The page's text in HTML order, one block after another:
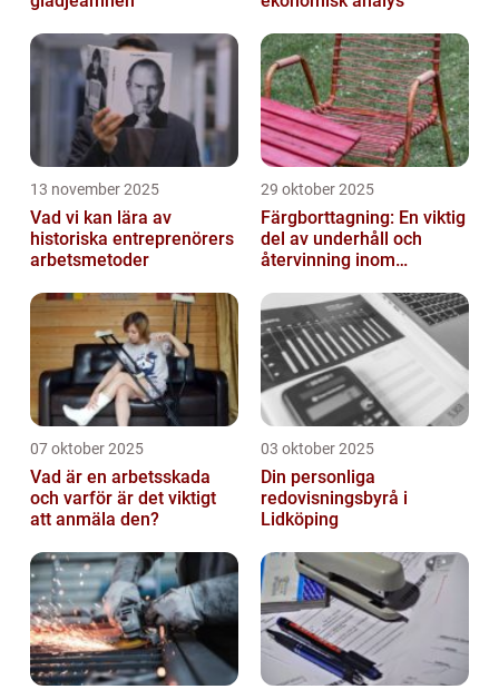
13 november 2025
Vad vi kan lära av
historiska entreprenörers
arbetsmetoder
29 oktober 2025
Färgborttagning: En viktig
del av underhåll och
återvinning inom
07 oktober 2025
Vad är en arbetsskada
och varför är det viktigt
att anmäla den?
03 oktober 2025
Din personliga
redovisningsbyrå i
Lidköping